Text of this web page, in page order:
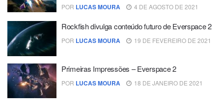
POR LUCAS MOURA 4 DE AGOSTO DE 2021
Rockfish divulga conteúdo futuro de Everspace 2
POR LUCAS MOURA 19 DE FEVEREIRO DE 2021
Primeiras Impressões – Everspace 2
POR LUCAS MOURA 18 DE JANEIRO DE 2021